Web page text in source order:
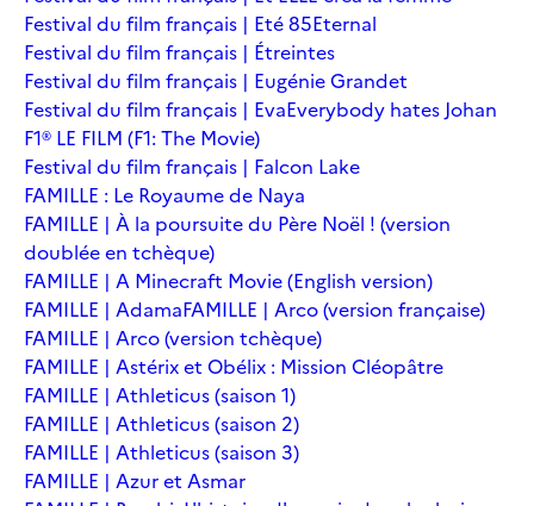
Festival du film français | Eté 85Eternal
Festival du film français | Étreintes
Festival du film français | Eugénie Grandet
Festival du film français | EvaEverybody hates Johan
F1® LE FILM (F1: The Movie)
Festival du film français | Falcon Lake
FAMILLE : Le Royaume de Naya
FAMILLE | À la poursuite du Père Noël ! (version
doublée en tchèque)
FAMILLE | A Minecraft Movie (English version)
FAMILLE | AdamaFAMILLE | Arco (version française)
FAMILLE | Arco (version tchèque)
FAMILLE | Astérix et Obélix : Mission Cléopâtre
FAMILLE | Athleticus (saison 1)
FAMILLE | Athleticus (saison 2)
FAMILLE | Athleticus (saison 3)
FAMILLE | Azur et Asmar